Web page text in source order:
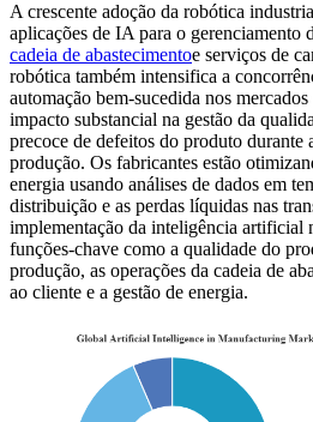
A crescente adoção da robótica
aplicações de IA para o gerenciamento
cadeia de abastecimentoe serviços de
robótica também intensifica a
automação bem-sucedida nos
impacto substancial na gestão da
precoce de defeitos do produto durante
produção. Os fabricantes estão
energia usando análises de dados em
distribuição e as perdas líquidas nas
implementação da inteligência artificial
funções-chave como a qualidade do
produção, as operações da cadeia de
ao cliente e a gestão de energia.